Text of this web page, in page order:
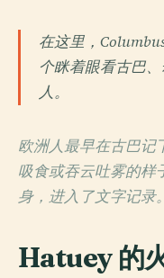
在这里，
个眯着眼看古巴
人。
欧洲人最早在古巴记
吸食或吞云吐雾的样
身，进入了文字记录。
Hatuey 的